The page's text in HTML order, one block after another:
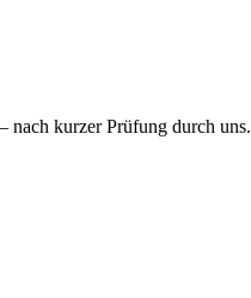
nach kurzer Prüfung durch uns.